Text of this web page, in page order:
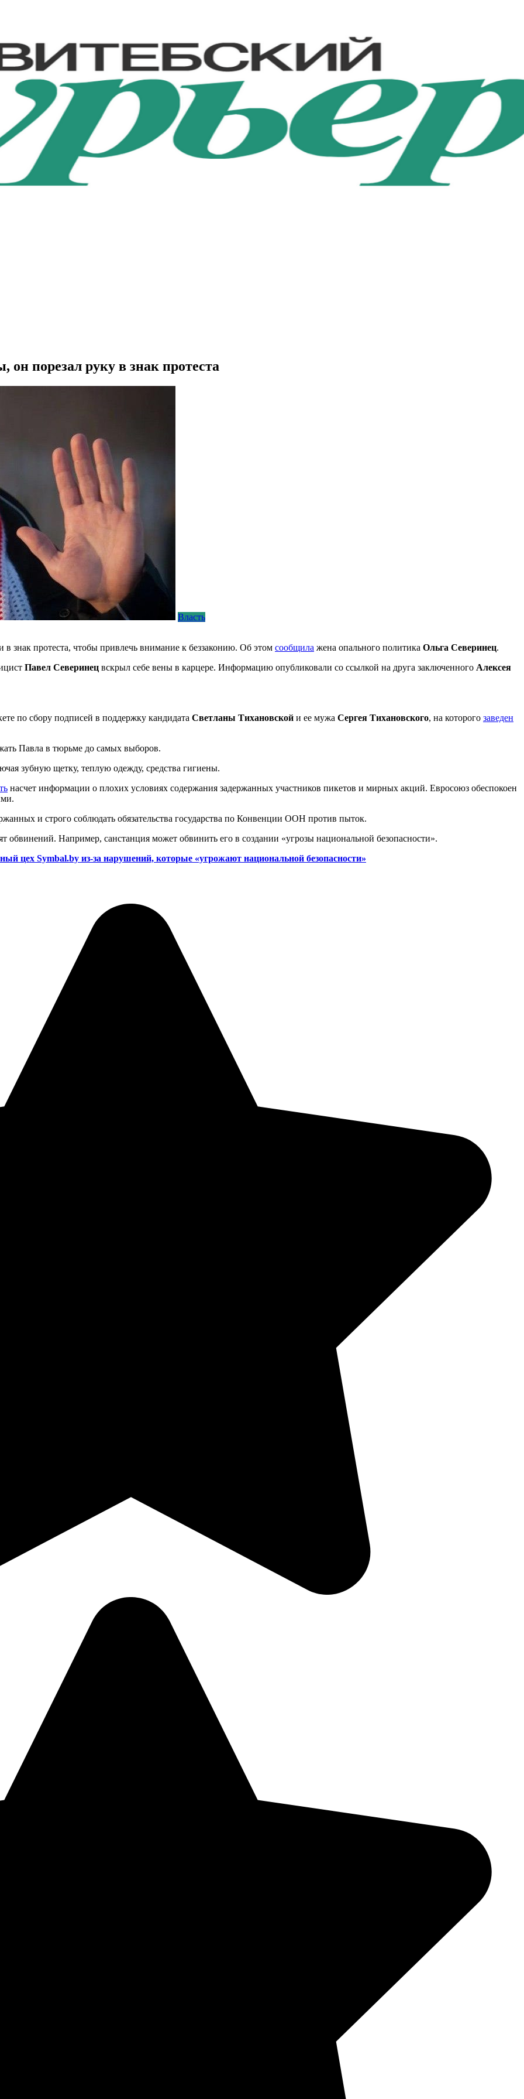
порезал руку в знак протеста
Власть
знак протеста, чтобы привлечь внимание к беззаконию. Об этом сообщила жена опального политика Ольга Северинец.
Павел Северинец вcкрыл себе вены в карцере. Информацию опубликовали со ссылкой на друга заключенного Алексея
по сбору подписей в поддержку кандидата Светланы Тихановской и ее мужа Сергея Тихановского, на которого заведен
Павла в тюрьме до самых выборов.
зубную щетку, теплую одежду, средства гигиены.
насчет информации о плохих условиях содержания задержанных участников пикетов и мирных акций. Евросоюз обеспокоен
и строго соблюдать обязательства государства по Конвенции ООН против пыток.
Например, санстанция может обвинить его в создании «угрозы национальной безопасности».
цех Symbal.by из-за нарушений, которые «угрожают национальной безопасности»